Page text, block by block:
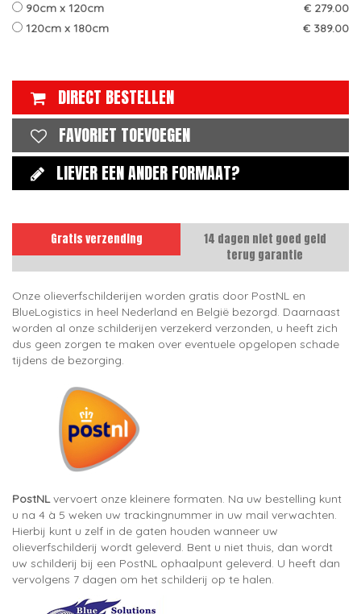
90cm x 120cm
€ 279.00
120cm x 180cm
€ 389.00
DIRECT BESTELLEN
FAVORIET TOEVOEGEN
LIEVER EEN ANDER FORMAAT?
Gratis verzending
14 dagen niet goed geld
terug garantie
Onze olieverfschilderijen worden gratis door PostNL en
BlueLogistics in heel Nederland en België bezorgd. Daarnaast
worden al onze schilderijen verzekerd verzonden, u heeft zich
dus geen zorgen te maken over eventuele opgelopen schade
tijdens de bezorging.
PostNLvervoert onze kleinere formaten. Na uw bestelling kunt
u na 4 à 5 weken uw trackingnummer in uw mail verwachten.
Hierbij kunt u zelf in de gaten houden wanneer uw
olieverfschilderij wordt geleverd. Bent u niet thuis, dan wordt
uw schilderij bij een PostNL ophaalpunt geleverd. U heeft dan
vervolgens 7 dagen om het schilderij op te halen.